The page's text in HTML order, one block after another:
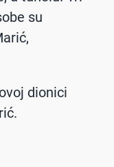
su
dionici